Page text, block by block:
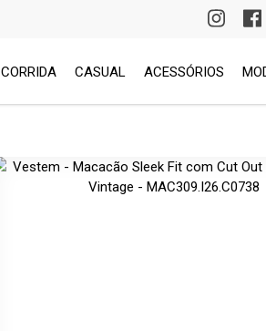
PRIMEIRA
CORRIDA CASUAL ACESSÓRIOS